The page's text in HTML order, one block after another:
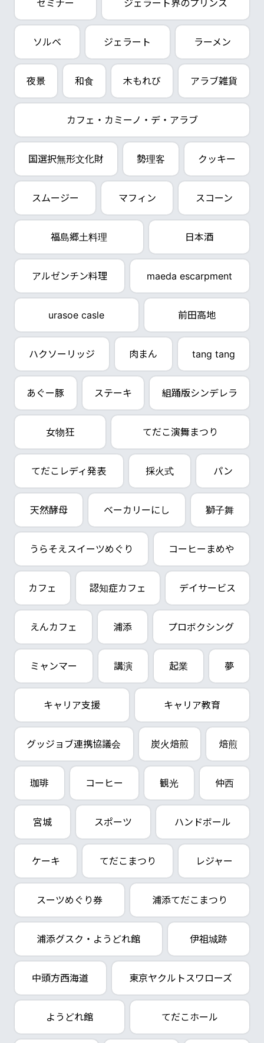
セミナー ジェラート界のプリンス
ソルベ ジェラート ラーメン
夜景 和食 木もれび アラブ雑貨
カフェ・カミーノ・デ・アラブ
国選択無形文化財 勢理客 クッキー
スムージー マフィン スコーン
福島郷土料理 日本酒
アルゼンチン料理 maeda escarpment
urasoe casle 前田高地
ハクソーリッジ 肉まん tang tang
あぐー豚 ステーキ 組踊版シンデレラ
女物狂 てだこ演舞まつり
てだこレディ発表 採火式 パン
天然酵母 ベーカリーにし 獅子舞
うらそえスイーツめぐり コーヒーまめや
カフェ 認知症カフェ デイサービス
えんカフェ 浦添 プロボクシング
ミャンマー 講演 起業 夢
キャリア支援 キャリア教育
グッジョブ連携協議会 炭火焙煎 焙煎
珈琲 コーヒー 観光 仲西
宮城 スポーツ ハンドボール
ケーキ てだこまつり レジャー
スーツめぐり券 浦添てだこまつり
浦添グスク・ようどれ館 伊祖城跡
中頭方西海道 東京ヤクルトスワローズ
ようどれ館 てだこホール